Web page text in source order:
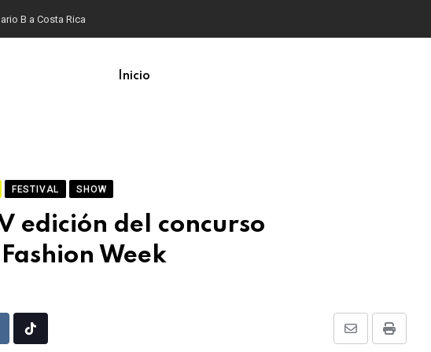
B a Costa Rica
Inicio
FESTIVAL SHOW
edición del concurso
Week
Print
Share
Tiktok